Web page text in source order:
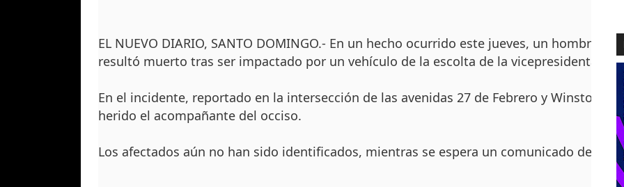
EL NUEVO DIARIO, SANTO DOMINGO.- En un hecho ocurrido este jueves, un hombre
resultó muerto tras ser impactado por un vehículo de la escolta de la vicepresidenta de
En el incidente, reportado en la intersección de las avenidas 27 de Febrero y Winston
herido el acompañante del occiso.
Los afectados aún no han sido identificados, mientras se espera un comunicado de la